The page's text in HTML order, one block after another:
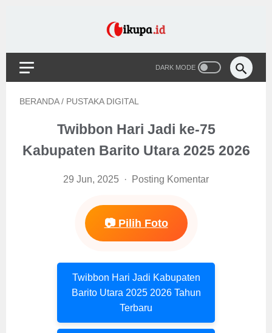
BERANDA / PUSTAKA DIGITAL
Twibbon Hari Jadi ke-75
Kabupaten Barito Utara 2025 2026
29 Jun, 2025 Posting Komentar
📷 Pilih Foto
Twibbon Hari Jadi Kabupaten
Barito Utara 2025 2026 Tahun
Terbaru